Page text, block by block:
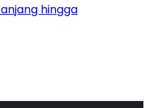
hingga